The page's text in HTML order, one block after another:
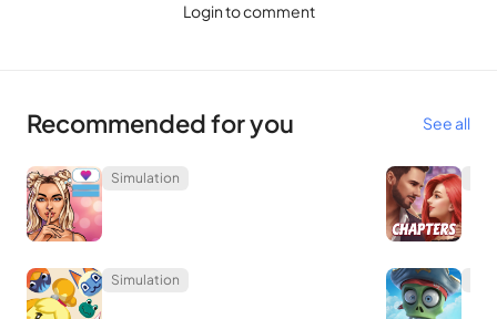
Login to comment
Recommended for you See all
Simulation
Simulation